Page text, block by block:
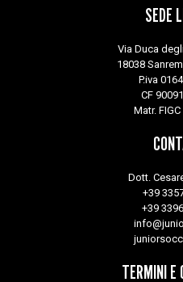
SEDE
Via Duca
18038
P.iva
CF
Matr.
Dott.
+39
+39
TERMINI E